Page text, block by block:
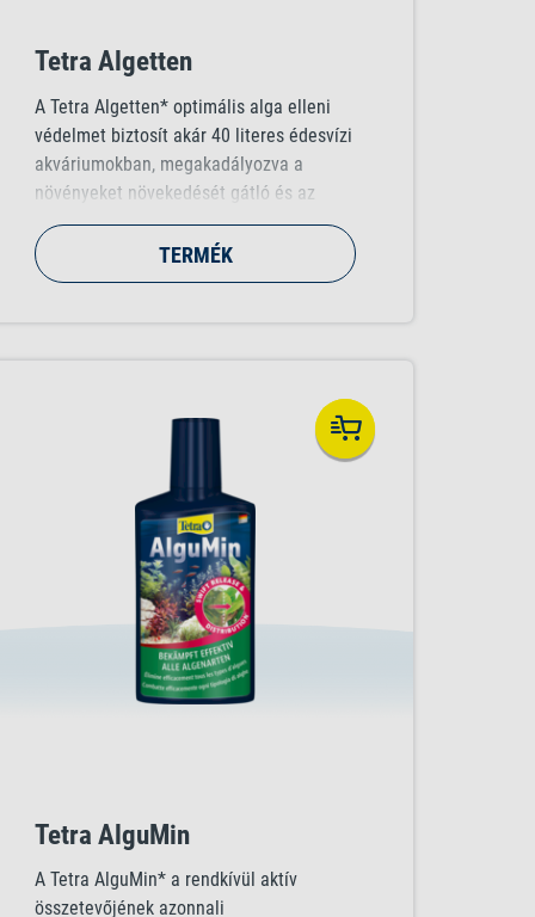
Tetra Algetten
A Tetra Algetten* optimális alga elleni
védelmet biztosít akár 40 literes édesvízi
akváriumokban, megakadályozva a
növényeket növekedését gátló és az
akvárium ökoszisztémájának egyensúlyát
megbontó, kellemetlen alganövekedést.
Lassú feloldódásának köszönhetően
TERMÉK
Tetra AlguMin
A Tetra AlguMin* a rendkívül aktív
összetevőjének azonnali